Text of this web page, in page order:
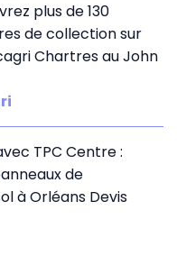
plus de 130
de collection sur
Chartres au John
TPC Centre :
de
à Orléans Devis